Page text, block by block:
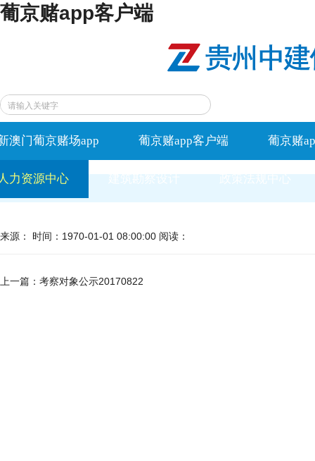
葡京赌app客户端
澳门葡京赌场app 葡京赌app客户端 葡京赌
力资源中心 建筑勘察设计 政策法规中心
来源： 时间：1970-01-01 08:00:00 阅读：
上一篇： 考察对象公示20170822